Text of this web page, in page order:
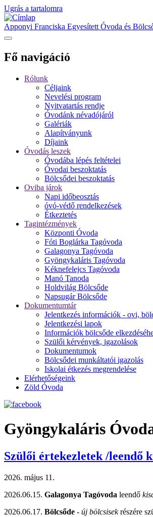
Ugrás a tartalomra
Apponyi Franciska Egyesített Óvoda és
Fő navigáció
Rólunk
Céljaink
Nevelési program
Nyitvatartás rendje
Óvodánk névadójáról
Galériák
Alapítványunk
Díjaink
Óvodás leszek
Óvodába lépés feltételei
Óvodai beszoktatás
Bölcsődei beszoktatás
Oviba járok
Napi időbeosztás
óvó-védő rendelkezések
Étkeztetés
Tagintézmények
Központi Óvoda
Fóti Boglárka Tagóvoda
Galagonya Tagóvoda
Gyöngykaláris Tagóvoda
Kéknefelejcs Tagóvoda
Manó Tanoda
Holdvilág Bölcsőde
Napsugár Bölcsőde
Dokumentumtár
Jelentkezés információk - ovi,
Jelentkezési lapok
Információk bölcsőde
Szülői kérvények, igazolások
Dokumentumok
Bölcsődei munkáltatói igazolás
Iskolai étkezés megrendelése
Elérhetőségeink
Zöld Óvoda
Gyöngykaláris
Szülői értekezletek /leendő
2026. május 11.
2026.06.15. Galagonya Tagóvoda leendő
2026.06.17. Bölcsőde - új bölcsisekrészére